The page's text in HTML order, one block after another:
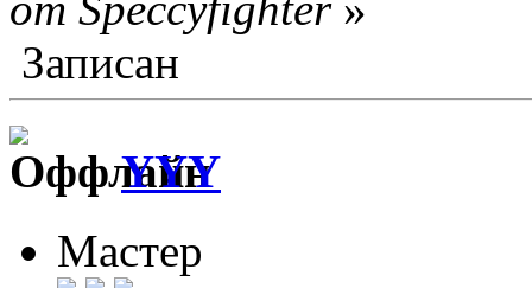
Записан
YYY
Мастер